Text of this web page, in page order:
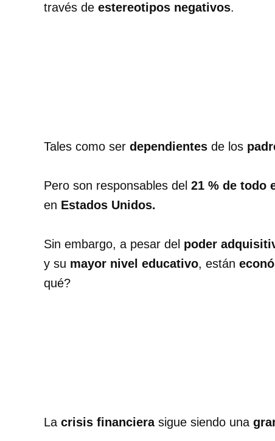
través de estereotipos negativos.
Tales como ser dependientes de los
Pero son responsables del 21 % de todo
en Estados Unidos.
Sin embargo, a pesar del poder
y su mayor nivel educativo, están
qué?
La crisis financiera sigue siendo una